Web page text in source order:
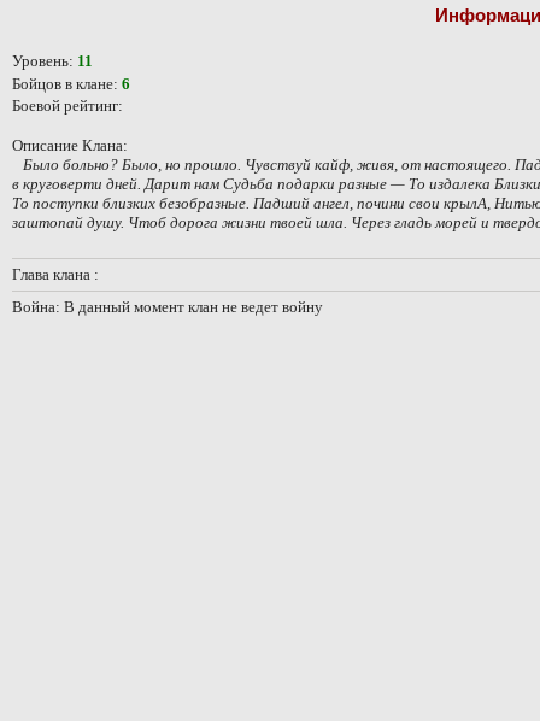
Уровень: 11
Бойцов в клане: 6
Боевой рейтинг:
Описание Клана:
Было больно? Было, но прошло. Чувствуй кайф, живя, от настоящего.
в круговерти дней. Дарит нам Судьба подарки разные — То издалека
То поступки близких безобразные. Падший ангел, почини свои крылА,
заштопай душу. Чтоб дорога жизни твоей шла. Через гладь морей и
Глава клана :
Война: В данный момент клан не ведет войну